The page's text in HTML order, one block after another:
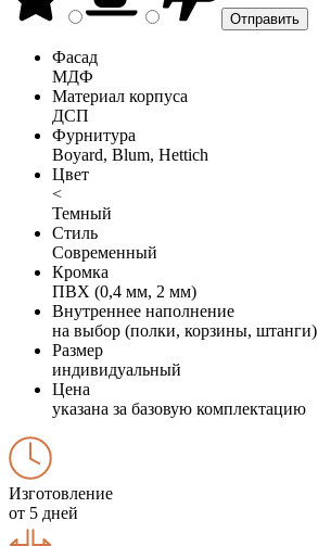
Фасад
МДФ
Материал корпуса
ДСП
Фурнитура
Boyard, Blum, Hettich
Цвет
<
Темный
Стиль
Современный
Кромка
ПВХ (0,4 мм, 2 мм)
Внутреннее наполнение
на выбор (полки, корзины, штанги)
Размер
индивидуальный
Цена
указана за базовую комплектацию
Изготовление
от 5 дней